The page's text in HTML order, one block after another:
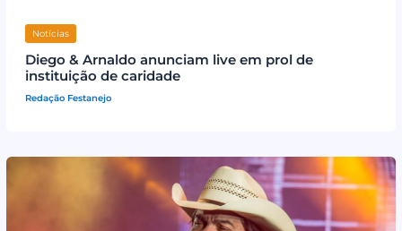
Notícias
Diego & Arnaldo anunciam live em prol de
instituição de caridade
Redação Festanejo